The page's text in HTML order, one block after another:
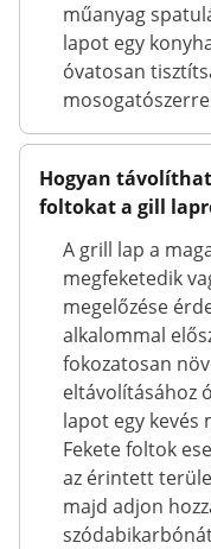
műanyag
lapot egy
óvatosan
Hogyan
foltokat a gill
A grill lap a
megfeketedik
megelőzése
alkalommal
fokozatosan
eltávolításához
lapot egy kevés
Fekete foltok
az érintett
majd adjon